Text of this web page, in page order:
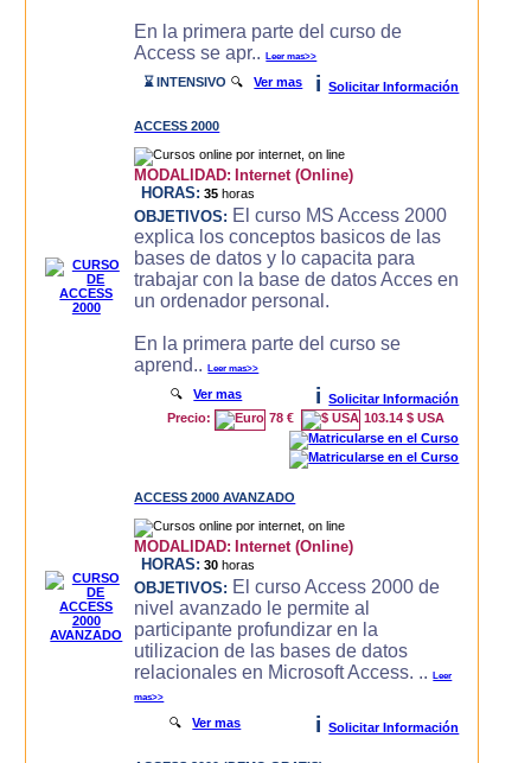
En la primera parte del curso de
Access se apr..Leer mas>>
⌛ INTENSIVO 🔍Ver mas i Solicitar Información
ACCESS 2000
MODALIDAD: Internet (Online)
HORAS: 35 horas
OBJETIVOS: El curso MS Access 2000
explica los conceptos basicos de las
bases de datos y lo capacita para
trabajar con la base de datos Acces en
un ordenador personal.
En la primera parte del curso se
aprend..Leer mas>>
🔍Ver mas i
Solicitar Información
Precio:
78 € 103.14 $ USA
ACCESS 2000 AVANZADO
MODALIDAD: Internet (Online)
HORAS: 30 horas
OBJETIVOS: El curso Access 2000 de
nivel avanzado le permite al
participante profundizar en la
utilizacion de las bases de datos
relacionales en Microsoft Access. ..Leer
mas>>
🔍Ver mas i Solicitar Información